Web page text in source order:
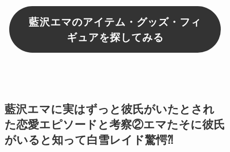
藍沢エマのアイテム・グッズ・フィ
ギュアを探してみる
藍沢エマに実はずっと彼氏がいたとされ
た恋愛エピソードと考察②エマたそに彼氏
がいると知って白雪レイド驚愕⁈